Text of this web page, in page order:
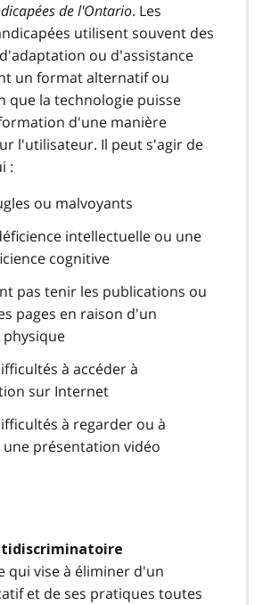
de l'Ontario. Les
utilisent souvent des
ou d'assistance
un format alternatif ou
que la technologie puisse
d'une manière
l'utilisateur. Il peut s'agir de
:
ou malvoyants
intellectuelle ou une
cognitive
pas tenir les publications ou
pages en raison d'un
à accéder à
sur Internet
à regarder ou à
présentation vidéo
qui vise à éliminer d'un
et de ses pratiques toutes